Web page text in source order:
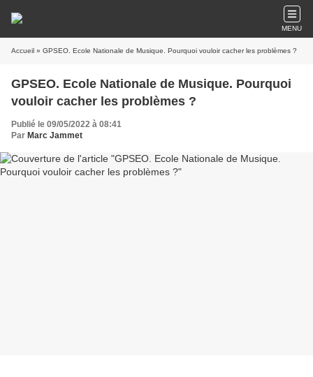
MENU
Accueil » GPSEO. Ecole Nationale de Musique. Pourquoi vouloir cacher les problèmes ?
GPSEO. Ecole Nationale de Musique. Pourquoi
vouloir cacher les problèmes ?
Publié le 09/05/2022 à 08:41
Par Marc Jammet